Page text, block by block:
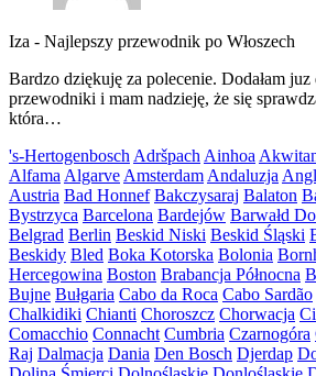
Iza - Najlepszy przewodnik po Włoszech
Bardzo dziękuję za polecenie. Dodałam
przewodniki i mam nadzieję, że się
która…
's-Hertogenbosch Adršpach Ainhoa
Alfama Algarve Amsterdam Andaluzja
Austria Bad Honnef Bakczysaraj Balaton
Bystrzyca Barcelona Bardejów Barwałd
Belgrad Berlin Beskid Niski Beskid Śląski
Beskidy Bled Boka Kotorska Bolonia
Hercegowina Boston Brabancja Północna
Bujne Bułgaria Cabo da Roca Cabo Sardão
Chalkidiki Chianti Choroszcz Chorwacja
Comacchio Connacht Cumbria Czarnogóra
Raj Dalmacja Dania Den Bosch Djerdap